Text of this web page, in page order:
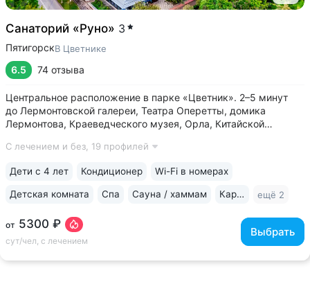
Санаторий «Руно» 3
ПятигорскВ Цветнике
6.5 74 отзыва
Центральное расположение в парке «Цветник». 2–5 минут
до Лермонтовской галереи, Театра Оперетты, домика
Лермонтова, Краеведческого музея, Орла, Китайской
«Каштан». Теплые переходы между основным и лечебным
С лечением и без, 19 профилей
от 5300 ₽
сут/чел, с лечением
Выбрать
Дети с 4 лет Кондиционер Wi-Fi в номерах
Детская комната Спа Сауна / хаммам Караоке ещё 2